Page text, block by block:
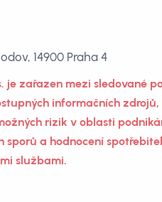
14900 Praha 4
je zařazen mezi sledované
informačních zdrojů,
rizik v oblasti
a hodnocení
službami.